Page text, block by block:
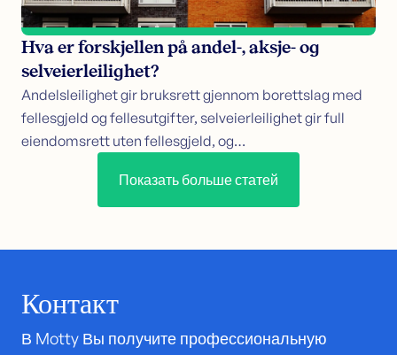
Hva er forskjellen på andel-, aksje- og
selveierleilighet?
Andelsleilighet gir bruksrett gjennom borettslag med
fellesgjeld og fellesutgifter, selveierleilighet gir full
eiendomsrett uten fellesgjeld, og…
Показать больше статей
Контакт
В Motty Вы получите профессиональную